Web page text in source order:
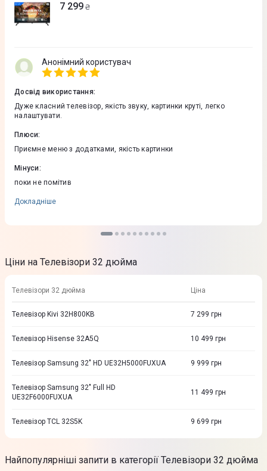
7 299 ₴
Анонімний користувач
Досвід використання:
Дуже класний телевізор, якість звуку, картинки круті, легко
налаштувати.
Плюси:
Приємне меню з додатками, якість картинки
Мінуси:
поки не помітив
Докладніше
Ціни на Телевізори 32 дюйма
Телевізори 32 дюйма Ціна
Телевізор Kivi 32H800KB 7 299 грн
Телевізор Hisense 32A5Q 10 499 грн
Телевізор Samsung 32" HD UE32H5000FUXUA 9 999 грн
Телевізор Samsung 32" Full HD
UE32F6000FUXUA
11 499 грн
Телевізор TCL 32S5K 9 699 грн
Найпопулярніші запити в категорії Телевізори 32 дюйма